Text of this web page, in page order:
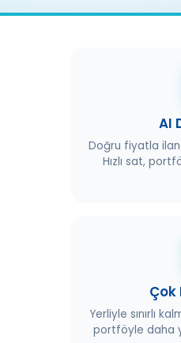
AI
Doğru fiyatla
Hızlı sat,
Çok
Yerliyle sınırlı
portföyle daha